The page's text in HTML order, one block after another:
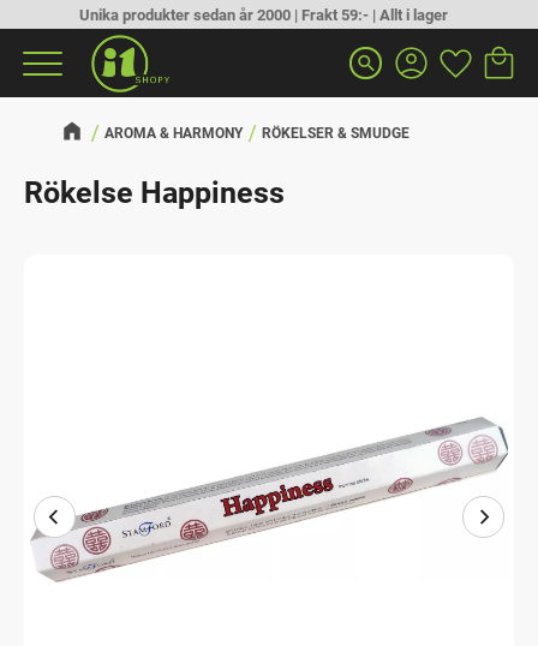
Meny
Unika produkter sedan år 2000 | Frakt 59:- | Allt i lager
search
AROMA & HARMONY RÖKELSER & SMUDGE
Rökelse Happiness